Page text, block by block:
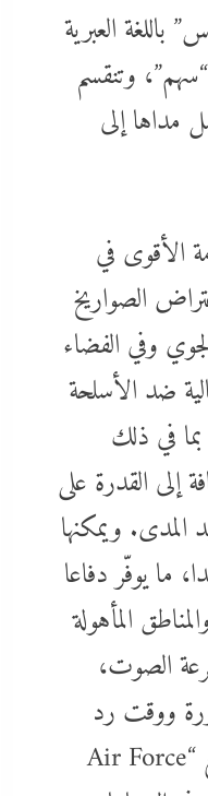
باللغة العبرية
وتنقسم
3″و يصل مداها إلى
الأقوى في
الصواريخ
وفي الفضاء
ضد الأسلحة
بما في ذلك
إلى القدرة على
المدى. ويمكنها
ما يوفّر دفاعا
المأهولة
الصوت،
ووقت رد
فعل قصير جدا، وفق موقع “Air Force